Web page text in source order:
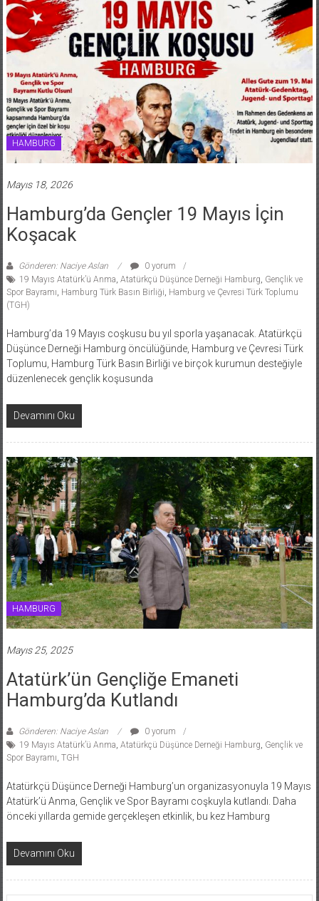
HAMBURG
Mayıs 18, 2026
Hamburg’da Gençler 19 Mayıs İçin
Koşacak
Gönderen: Naciye Aslan
0 yorum
19 Mayıs Atatürk’ü Anma, Atatürkçü Düşünce Derneği Hamburg, Gençlik ve
Spor Bayramı, Hamburg Türk Basın Birliği, Hamburg ve Çevresi Türk Toplumu
(TGH)
Hamburg’da 19 Mayıs coşkusu bu yıl sporla yaşanacak. Atatürkçü
Düşünce Derneği Hamburg öncülüğünde, Hamburg ve Çevresi Türk
Toplumu, Hamburg Türk Basın Birliği ve birçok kurumun desteğiyle
düzenlenecek gençlik koşusunda
Devamını Oku
HAMBURG
Mayıs 25, 2025
Atatürk’ün Gençliğe Emaneti
Hamburg’da Kutlandı
Gönderen: Naciye Aslan
0 yorum
19 Mayıs Atatürk’ü Anma Atatürkçü Düşünce Derneği Hamburg Gençlik ve
Spor Bayramı TGH
Atatürkçü Düşünce Derneği Hamburg’un organizasyonuyla 19 Mayıs
Atatürk’ü Anma, Gençlik ve Spor Bayramı coşkuyla kutlandı. Daha
önceki yıllarda gemide gerçekleşen etkinlik, bu kez Hamburg
Devamını Oku